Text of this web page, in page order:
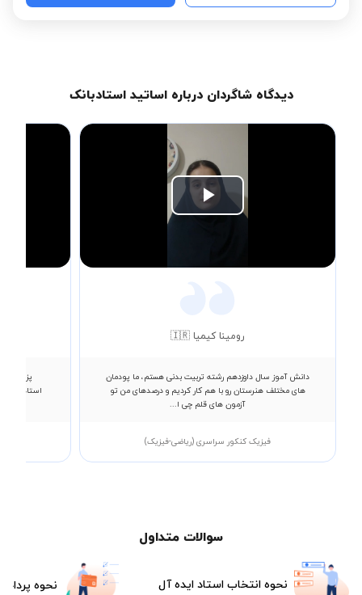
دیدگاه شاگردان درباره اساتید استادبانک
Play
رومینا کیمیا 🇮🇷
دانش آموز سال داوزدهم رشته تربیت بدنی هستم، ما پودمان
های مختلف هنرستان رو با هم کار کردیم و درصدهای من تو
آزمون های قلم چی ا...
فیزیک کنکور سراسری (ریاضی-فیزیک)
پزشکی
استادبانک
سوالات متداول
نحوه انتخاب استاد ایده آل نحوه